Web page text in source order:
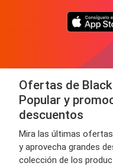
Ofertas de
Popular y
descuentos
Mira las últimas ofertas
y aprovecha grandes
colección de los